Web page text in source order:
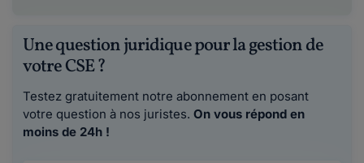
Une question juridique pour la gestion de
votre CSE ?
Testez gratuitement notre abonnement en posant
votre question à nos juristes. On vous répond en
moins de 24h !